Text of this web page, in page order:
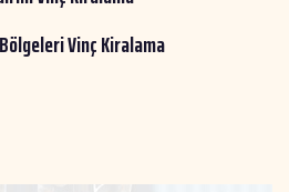
Vinç Kiralama